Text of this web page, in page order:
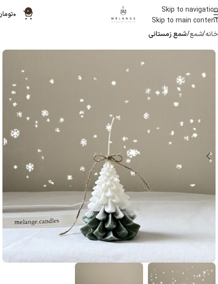
Skip to navigation
Skip to main content
0 ۰
خانه شمع شمع زمستانی